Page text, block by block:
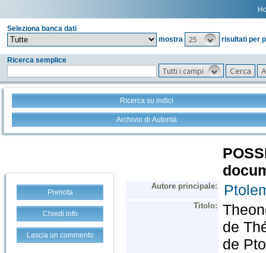
Seleziona banca dati
mostra
25 risultati per
Ricerca semplice
Tutti i campi
Ricerca su indici
Archivio di Autorità
Prenota
Chiedi info
Lascia un commento